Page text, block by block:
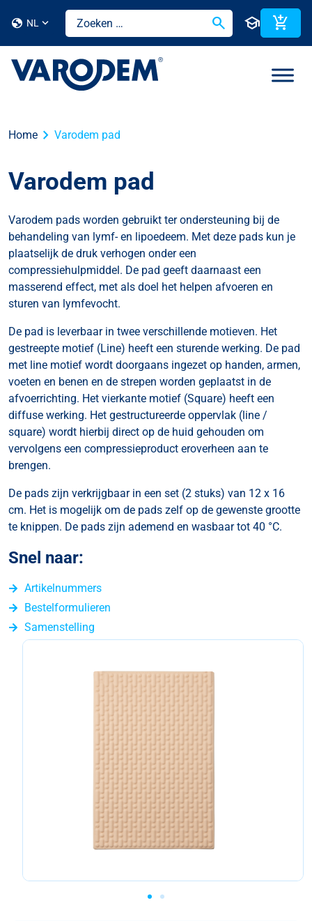
globe NL search school add_shopping_cart
Home chevron_right Varodem pad
Varodem pad
Varodem pads worden gebruikt ter ondersteuning bij de
behandeling van lymf- en lipoedeem. Met deze pads kun je
plaatselijk de druk verhogen onder een
compressiehulpmiddel. De pad geeft daarnaast een
masserend effect, met als doel het helpen afvoeren en
sturen van lymfevocht.
De pad is leverbaar in twee verschillende motieven. Het
gestreepte motief (Line) heeft een sturende werking. De pad
met line motief wordt doorgaans ingezet op handen, armen,
voeten en benen en de strepen worden geplaatst in de
afvoerrichting. Het vierkante motief (Square) heeft een
diffuse werking. Het gestructureerde oppervlak (line /
square) wordt hierbij direct op de huid gehouden om
vervolgens een compressieproduct eroverheen aan te
brengen.
De pads zijn verkrijgbaar in een set (2 stuks) van 12 x 16
cm. Het is mogelijk om de pads zelf op de gewenste grootte
te knippen. De pads zijn ademend en wasbaar tot 40 °C.
Snel naar:
Artikelnummers
Bestelformulieren
Samenstelling